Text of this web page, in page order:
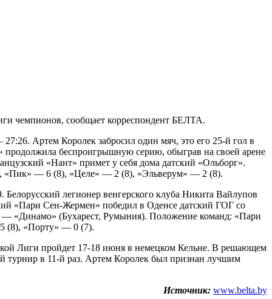
чемпионов, сообщает корреспондент БЕЛТА.
Артем Королек забросил один мяч, это его 25-й гол в
беспроигрышную серию, обыграв на своей арене
«Нант» примет у себя дома датский «Ольборг».
«Пик» — 6 (8), «Целе» — 2 (8), «Эльверум» — 2 (8).
легионер венгерского клуба Никита Вайлупов
«Пари Сен-Жермен» победил в Оденсе датский ГОГ со
— «Динамо» (Бухарест, Румыния). Положение команд: «Пари
(8), «Порту» — 0 (7).
Лиги пройдет 17-18 июня в немецком Кельне. В решающем
турнир в 11-й раз. Артем Королек был признан лучшим
Источник: www.belta.by